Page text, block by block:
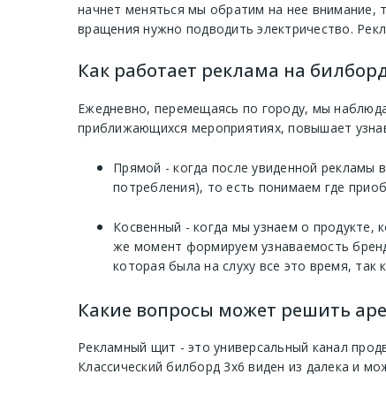
начнет меняться мы обратим на нее внимание,
вращения нужно подводить электричество.
Как работает реклама на
Ежедневно, перемещаясь по городу, мы
приближающихся мероприятиях, повышает
Прямой - когда после увиденной рекламы
потребления), то есть понимаем где
Косвенный - когда мы узнаем о
же момент формируем узнаваемость
которая была на слуху все это время,
Какие вопросы может решить
Рекламный щит - это универсальный канал
Классический билборд 3х6 виден из далека и